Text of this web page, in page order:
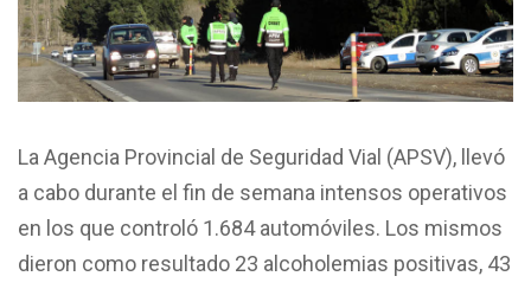
La Agencia Provincial de Seguridad Vial (APSV), llevó
a cabo durante el fin de semana intensos operativos
en los que controló 1.684 automóviles. Los mismos
dieron como resultado 23 alcoholemias positivas, 43